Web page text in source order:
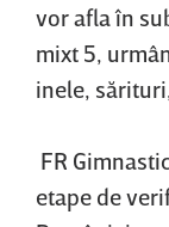
vor afla în
mixt 5,
inele,
FR
etape de